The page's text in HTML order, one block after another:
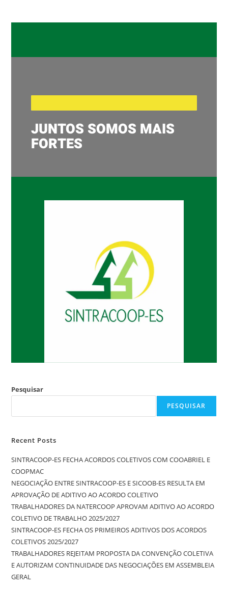
JUNTOS SOMOS MAIS
FORTES
Pesquisar
PESQUISAR
Recent Posts
SINTRACOOP-ES FECHA ACORDOS COLETIVOS COM COOABRIEL E
COOPMAC
NEGOCIAÇÃO ENTRE SINTRACOOP-ES E SICOOB-ES RESULTA EM
APROVAÇÃO DE ADITIVO AO ACORDO COLETIVO
TRABALHADORES DA NATERCOOP APROVAM ADITIVO AO ACORDO
COLETIVO DE TRABALHO 2025/2027
SINTRACOOP-ES FECHA OS PRIMEIROS ADITIVOS DOS ACORDOS
COLETIVOS 2025/2027
TRABALHADORES REJEITAM PROPOSTA DA CONVENÇÃO COLETIVA
E AUTORIZAM CONTINUIDADE DAS NEGOCIAÇÕES EM ASSEMBLEIA
GERAL